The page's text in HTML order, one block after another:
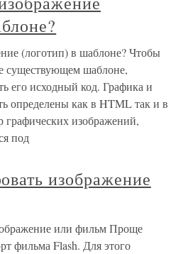
(логотип) в шаблоне? Чтобы
существующем шаблоне,
его исходный код. Графика и
определены как в HTML так и в
графических изображений,
под
изображение
или фильм Проще
фильма Flash. Для этого